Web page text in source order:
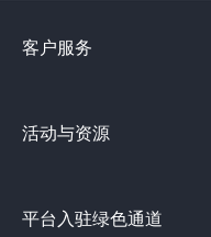
客户服务
活动与资源
平台入驻绿色通道